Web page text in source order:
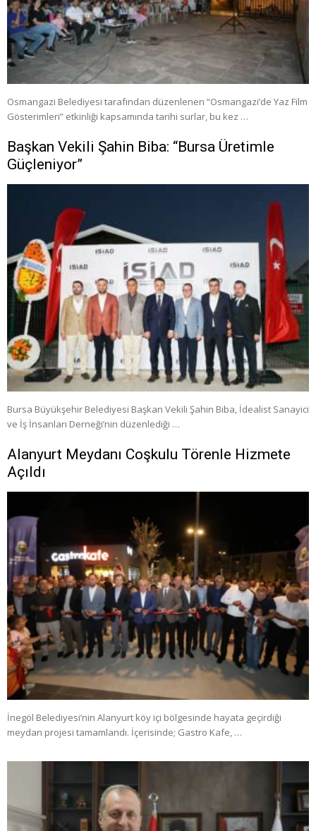
Osmangazi Belediyesi tarafından düzenlenen “Osmangazi’de Yaz Film
Gösterimleri” etkinliği kapsamında tarihi surlar, bu kez …
Başkan Vekili Şahin Biba: “Bursa Üretimle
Güçleniyor”
Bursa Büyükşehir Belediyesi Başkan Vekili Şahin Biba, İdealist Sanayici
ve İş İnsanları Derneği’nin düzenlediği …
Alanyurt Meydanı Coşkulu Törenle Hizmete
Açıldı
İnegöl Belediyesi’nin Alanyurt köy içi bölgesinde hayata geçirdiği
meydan projesi tamamlandı. İçerisinde; Gastro Kafe, …